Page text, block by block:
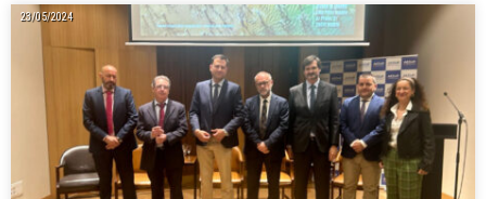
23/05/2024